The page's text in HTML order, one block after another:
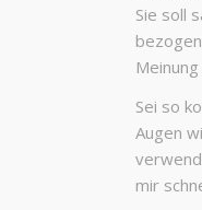
Sie soll
Sei so
Augen
mir